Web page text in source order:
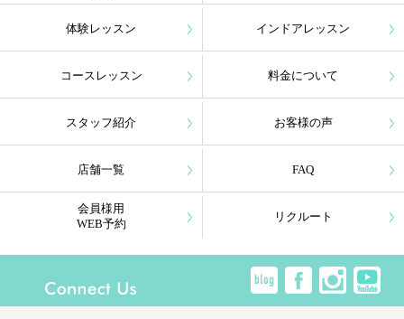
体験レッスン インドアレッスン
コースレッスン 料金について
スタッフ紹介 お客様の声
店舗一覧 FAQ
会員様用
WEB予約
リクルート